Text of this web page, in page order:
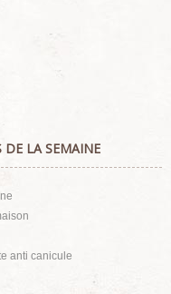
DE LA SEMAINE
anti canicule